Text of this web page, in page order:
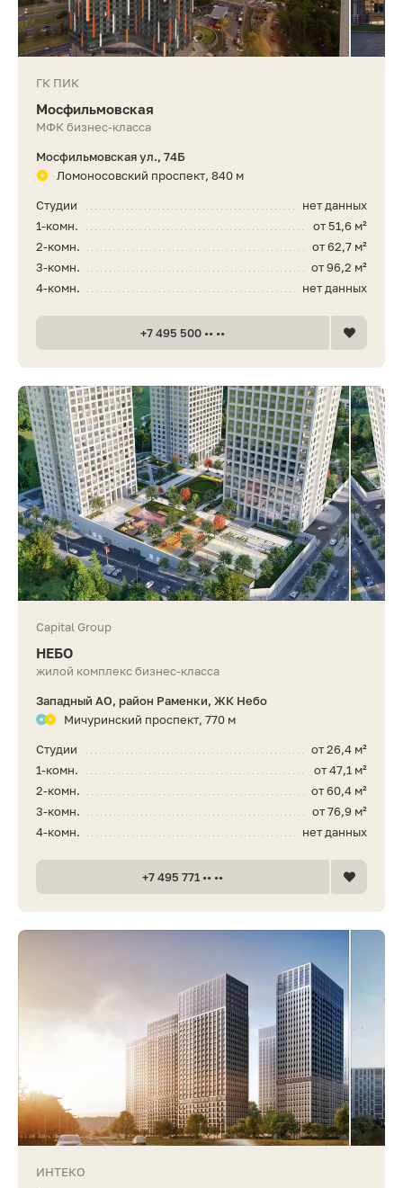
ГК ПИК
Мосфильмовская
МФК бизнес-класса
Мосфильмовская ул., 74Б
Ломоносовский проспект, 840 м
нет данных
Студии
от 51,6 м²
1-комн.
от 62,7 м²
2-комн.
от 96,2 м²
3-комн.
нет данных
4-комн.
+7 495 500 •• ••
Capital Group
НЕБО
жилой комплекс бизнес-класса
Западный АО, район Раменки, ЖК Небо
Мичуринский проспект, 770 м
от 26,4 м²
Студии
от 47,1 м²
1-комн.
от 60,4 м²
2-комн.
от 76,9 м²
3-комн.
нет данных
4-комн.
+7 495 771 •• ••
ИНТЕКО